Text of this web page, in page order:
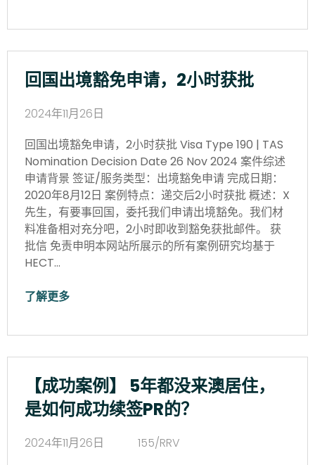
回国出境豁免申请，2小时获批
2024年11月26日
回国出境豁免申请，2小时获批 Visa Type 190 | TAS
Nomination Decision Date 26 Nov 2024 案件综述
申请背景 签证/服务类型：出境豁免申请 完成日期：
2020年8月12日 案例特点：递交后2小时获批 概述：X
先生，有要事回国，委托我们申请出境豁免。我们材
料准备相对充分吧，2小时即收到豁免获批邮件。 获
批信 免责申明本网站所展示的所有案例研究均基于
HECT…
了解更多
【成功案例】 5年都没来澳居住，
是如何成功续签PR的？
2024年11月26日
155/RRV